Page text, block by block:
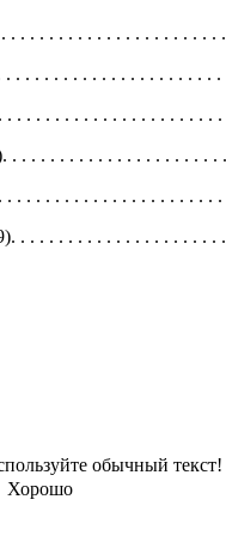
. . . . . . . . . . . . . . . . . . . . .
. . . . . . . . . . . . . . . . . . . . .
. . . . . . . . . . . . . . . . . . . .
. . . . . . . . . . . . . . . . . . . . . .
. . . . . . . . . . . . . . . . . . . . .
. . . . . . . . . . . . . . . . . . . .
обычный текст!
Хорошо